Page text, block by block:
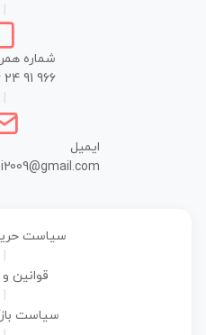
شماره
91 966
ایمیل
سیاست
قوانین
سیاست